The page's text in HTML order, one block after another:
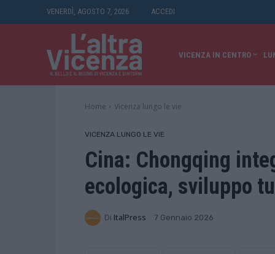
VENERDÌ, AGOSTO 7, 2026 ACCEDI
VICENZA IN CENTRO
Home Vicenza lungo le vie
VICENZA LUNGO LE VIE
Cina: Chongqing
ecologica, sviluppo
Di ItalPress 7 Gennaio 2026